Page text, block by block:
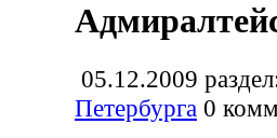
05.12.2009
Петербурга 0